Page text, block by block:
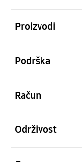
Proizvodi
Podrška
Račun
Održivost